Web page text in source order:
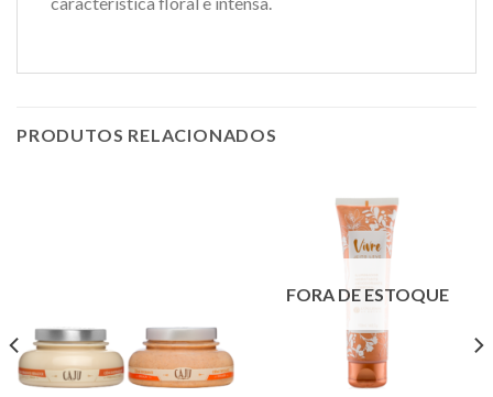
PRODUTOS RELACIONADOS
FORA DE ESTOQUE